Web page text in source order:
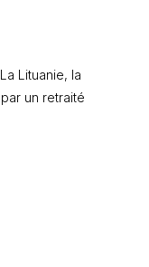
Lituanie, la
un retraité